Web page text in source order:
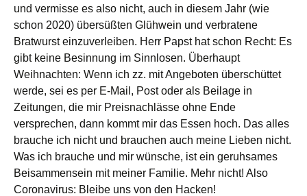
und vermisse es also nicht, auch in diesem Jahr (wie
schon 2020) übersüßten Glühwein und verbratene
Bratwurst einzuverleiben. Herr Papst hat schon Recht: Es
gibt keine Besinnung im Sinnlosen. Überhaupt
Weihnachten: Wenn ich zz. mit Angeboten überschüttet
werde, sei es per E-Mail, Post oder als Beilage in
Zeitungen, die mir Preisnachlässe ohne Ende
versprechen, dann kommt mir das Essen hoch. Das alles
brauche ich nicht und brauchen auch meine Lieben nicht.
Was ich brauche und mir wünsche, ist ein geruhsames
Beisammensein mit meiner Familie. Mehr nicht! Also
Coronavirus: Bleibe uns von den Hacken!